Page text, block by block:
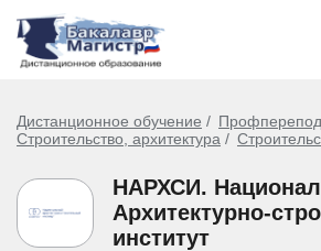
Дистанционное обучение
Строительство, архитектура
НАРХСИ.
Архитектурно-
институт